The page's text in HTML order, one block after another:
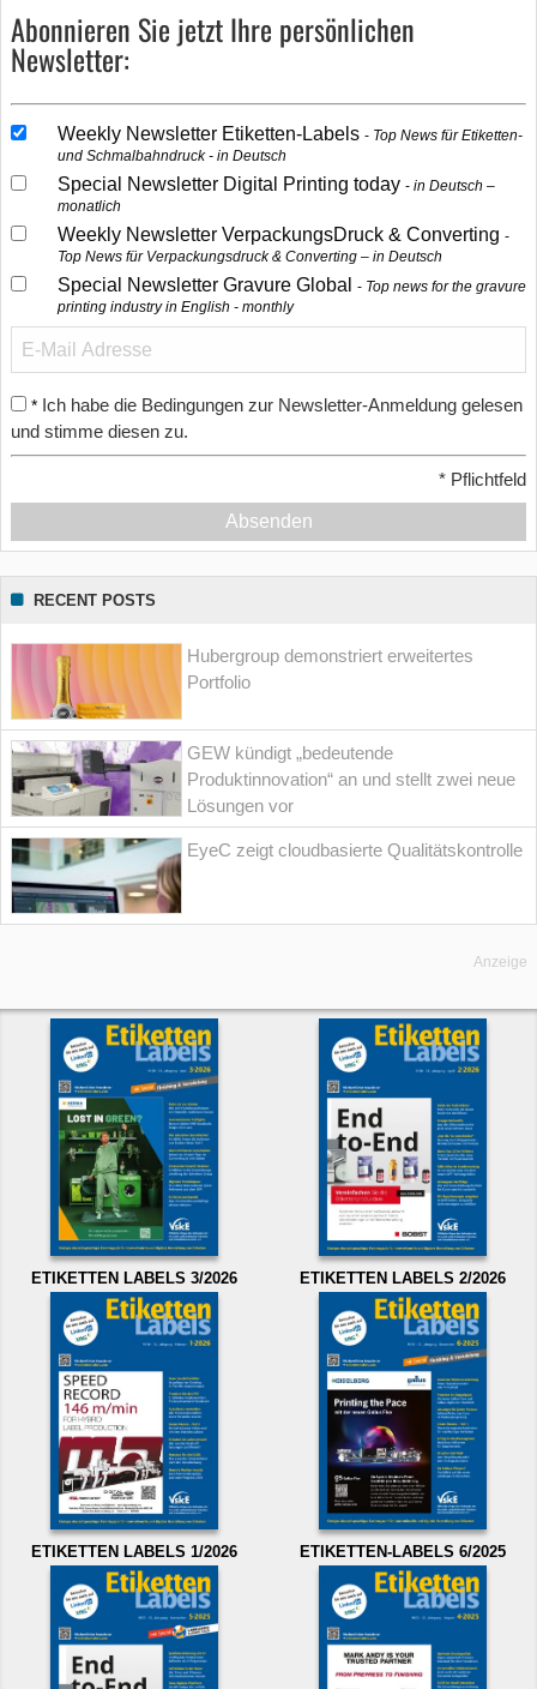
Abonnieren Sie jetzt Ihre persönlichen
Newsletter:
Weekly Newsletter Etiketten-Labels
Top News für Etiketten-
und Schmalbahndruck - in Deutsch
Special Newsletter Digital Printing today
in Deutsch –
monatlich
Weekly Newsletter VerpackungsDruck & Converting
Top News für Verpackungsdruck & Converting – in Deutsch
Special Newsletter Gravure Global
Top news for the gravure
printing industry in English - monthly
* Ich habe die Bedingungen zur Newsletter-Anmeldung gelesen
und stimme diesen zu.
* Pflichtfeld
Absenden
RECENT POSTS
Hubergroup demonstriert erweitertes
Portfolio
GEW kündigt „bedeutende
Produktinnovation“ an und stellt zwei neue
Lösungen vor
EyeC zeigt cloudbasierte Qualitätskontrolle
Anzeige
ETIKETTEN LABELS 3/2026 ETIKETTEN LABELS 2/2026
ETIKETTEN LABELS 1/2026 ETIKETTEN-LABELS 6/2025